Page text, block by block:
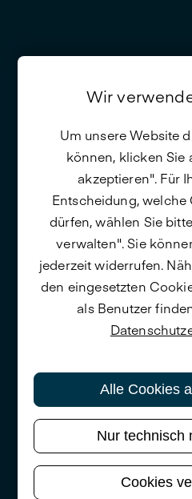
Wir
Um unsere Website
können, klicken Sie
akzeptieren". Für
Entscheidung,
dürfen, wählen Sie
verwalten". Sie
jederzeit widerrufen.
den eingesetzten
als Benutzer
Alle Cookies
Nur technisch
Cookies